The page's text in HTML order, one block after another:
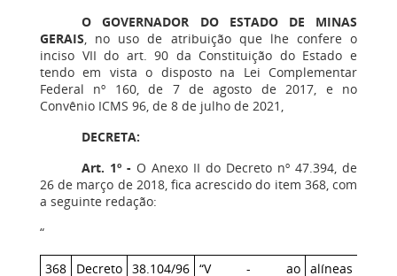
O GOVERNADOR DO ESTADO DE MINAS
GERAIS, no uso de atribuição que lhe confere o
inciso VII do art. 90 da Constituição do Estado e
tendo em vista o disposto na Lei Complementar
Federal nº 160, de 7 de agosto de 2017, e no
Convênio ICMS 96, de 8 de julho de 2021,
DECRETA:
Art. 1º - O Anexo II do Decreto nº 47.394, de
26 de março de 2018, fica acrescido do item 368, com
a seguinte redação:
“
368 Decreto 38.104/96 “V- ao alíneas